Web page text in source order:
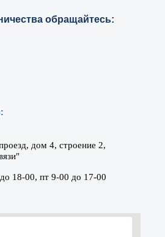
обращайтесь:
дом 4, строение 2,
18-00, пт 9-00 до 17-00